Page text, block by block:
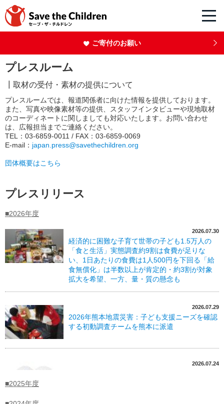
ご寄付のお願い
プレスルーム
┃取材の受付・素材の提供について
プレスルームでは、報道関係者に向けた情報を提供しております。
また、写真や映像素材等の提供、スタッフインタビューや現地取材
のコーディネートに関しましても対応いたします。お問い合わせ
は、広報担当までご連絡ください。
TEL：03-6859-0011 / FAX：03-6859-0069
E-mail： japan.press@savethechildren.org
団体概要はこちら
プレスリリース
■2026年度
2026.07.30
経済的に困難な子育て世帯の子ども1.5万人の
「食と生活」実態調査約9割は食費が足りな
い、1日あたりの食費は1人500円を下回る「給
食無償化」は半数以上が肯定的・約3割が対象
拡大を希望、一方、量・質の懸念も
2026.07.29
2026年熊本地震災害：子ども支援ニーズを確認
する初動調査チームを熊本に派遣
2026.07.24
■2025年度